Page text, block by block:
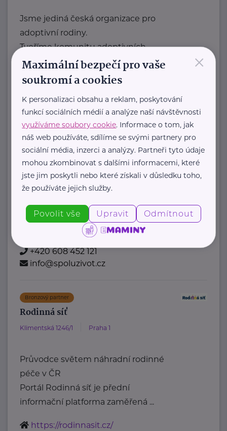
Jsme jediná česká organizace pro
adoptivní rodiny.
Tvoříme komunitu adoptivních
rodičů, která sdílí radosti, ...
https://laskyplnanaruc.cz/
+420 724 943 794
info@laskyplnanaruc.cz
Nadační fond SPOLUŽIVOT
Praha 4
Nadační fond SPOLUŽIVOT propaguje
dětských domovů se zájemci ...
https://www.spoluzivot.cz/
+420 608 452 121
info@spoluzivot.cz
Bronzový partner
Rodinná síť
Klimentská 1246/1 Praha 1
Průvodce světem náhradní rodinné
péče v ČR
Portál Rodinná síť je přední
informační platforma zaměřená ...
https://rodinnasit.cz/
×
Maximální bezpečí pro vaše
soukromí a cookies
K personalizaci obsahu a reklam, poskytování
funkcí sociálních médií a analýze naší návštěvnosti
využíváme soubory cookie. Informace o tom, jak
náš web používáte, sdílíme se svými partnery pro
sociální média, inzerci a analýzy. Partneři tyto údaje
mohou zkombinovat s dalšími informacemi, které
jste jim poskytli nebo které získali v důsledku toho,
že používáte jejich služby.
Povolit vše Upravit Odmítnout